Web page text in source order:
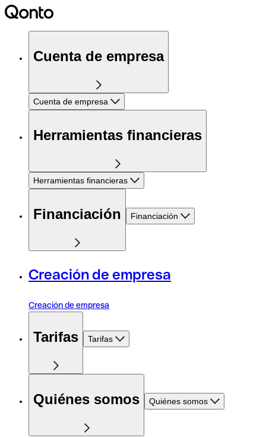
Cuenta de empresa
Cuenta de empresa
Herramientas financieras
Herramientas financieras
Financiación Financiación
Creación de empresa
Creación de empresa
Tarifas Tarifas
Quiénes somos Quiénes somos